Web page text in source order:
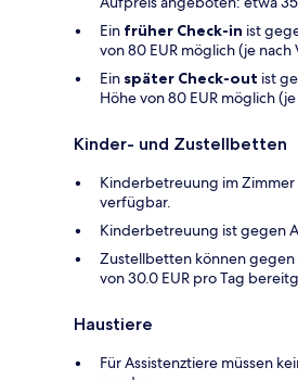
Ein früher Check-in ist
von 80 EUR möglich (je
Ein später Check-out ist
Höhe von 80 EUR möglich
Kinder- und Zustellbetten
Kinderbetreuung im
verfügbar.
Kinderbetreuung ist gegen
Zustellbetten können gegen
von 30.0 EUR pro Tag
Haustiere
Für Assistenztiere müssen